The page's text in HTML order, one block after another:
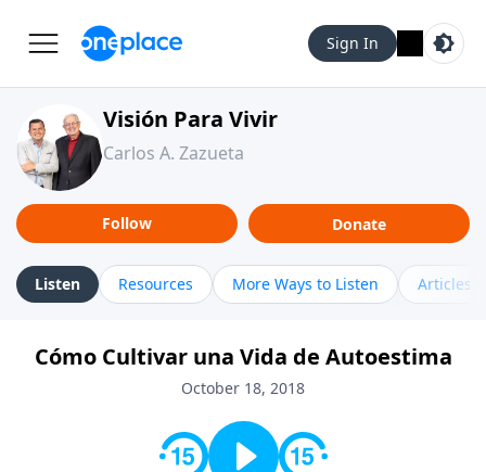
Sign In
Visión Para Vivir
Carlos A. Zazueta
Follow Donate
Listen Resources More Ways to Listen Articles
Cómo Cultivar una Vida de Autoestima
October 18, 2018